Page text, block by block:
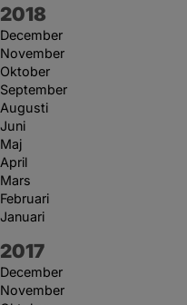
År:
2018
December
November
Oktober
September
Augusti
Juni
Maj
April
Mars
Februari
Januari
År:
2017
December
November